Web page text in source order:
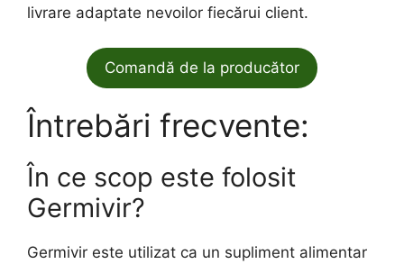
livrare adaptate nevoilor fiecărui client.
Comandă de la producător
Întrebări frecvente:
În ce scop este folosit
Germivir?
Germivir este utilizat ca un supliment alimentar